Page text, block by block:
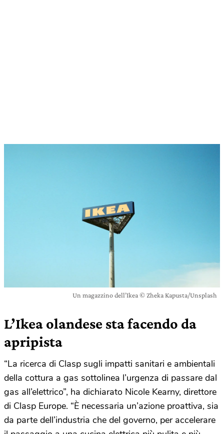
Un magazzino dell’Ikea © Zheka Kapusta/Unsplash
L’Ikea olandese sta facendo da
apripista
“La ricerca di Clasp sugli impatti sanitari e ambientali
della cottura a gas sottolinea l’urgenza di passare dal
gas all’elettrico”, ha dichiarato Nicole Kearny, direttore
di Clasp Europe. “È necessaria un’azione proattiva, sia
da parte dell’industria che del governo, per accelerare